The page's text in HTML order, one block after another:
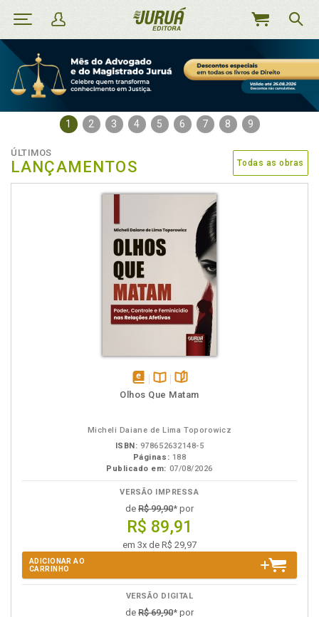
MEU
1 2 3 4 5 6 7 8 9
ÚLTIMOS
LANÇAMENTOS Todas as obras
disponívelDisponível
páginas
Olhos Que Matam
Micheli Daiane de Lima Toporowicz
ISBN: 978652632148-5
Páginas: 188
Publicado em: 07/08/2026
VERSÃO IMPRESSA
de R$ 99,90* por
R$ 89,91
em 3x de R$ 29,97
ADICIONAR AO
CARRINHO
VERSÃO DIGITAL
de R$ 69,90* por